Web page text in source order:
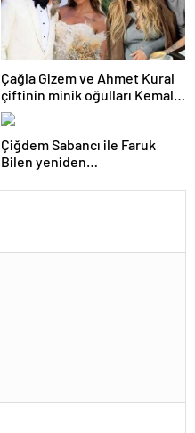
Çağla Gizem ve Ahmet Kural
çiftinin minik oğulları Kemal, 1
yaşına bastı! İşte doğum
gününden kareler!
Çiğdem Sabancı ile Faruk
Bilen yeniden
damadı, eski eşinin hapis